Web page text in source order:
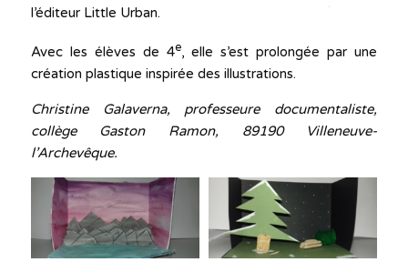
l’éditeur Little Urban.
Avec les élèves de 4e, elle s’est prolongée par une
création plastique inspirée des illustrations.
Christine Galaverna, professeure documentaliste,
collège Gaston Ramon, 89190 Villeneuve-
l’Archevêque.